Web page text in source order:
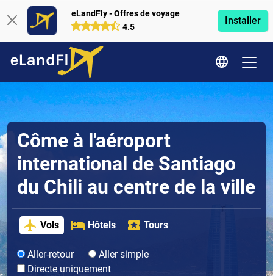
eLandFly - Offres de voyage
4.5
Installer
Côme à l'aéroport
international de Santiago
du Chili au centre de la ville
Vols Hôtels Tours
Aller-retour
Aller simple
Directe uniquement